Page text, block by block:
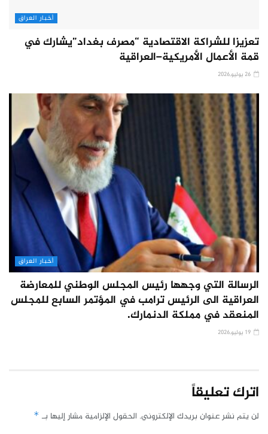
أخبار العراق
تعزيزا للشراكة الاقتصادية “مصرف بغداد”يشارك في
قمة الأعمال الأمريكية–العراقية
أخبار العراق
الرسالة التي وجهها رئيس المجلس الوطني للمعارضة
العراقية الى الرئيس ترامب في المؤتمر السابع للمجلس
المنعقد في مملكة الدنمارك.
اترك تعليقاً
لن يتم نشر عنوان بريدك الإلكتروني. الحقول الإلزامية مشار إليها بـ *